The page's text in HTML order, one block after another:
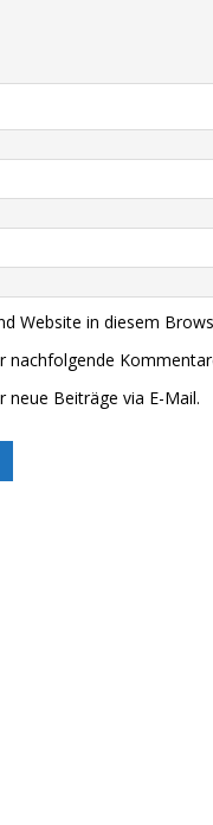
Website in diesem
nachfolgende
neue Beiträge via E-Mail.